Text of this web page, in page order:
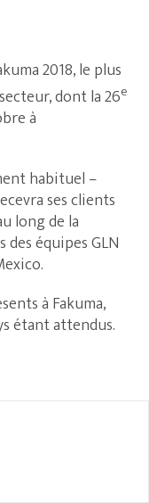
2018, le plus
dont la 26e
à
habituel –
ses clients
long de la
des équipes GLN
à Fakuma,
étant attendus.